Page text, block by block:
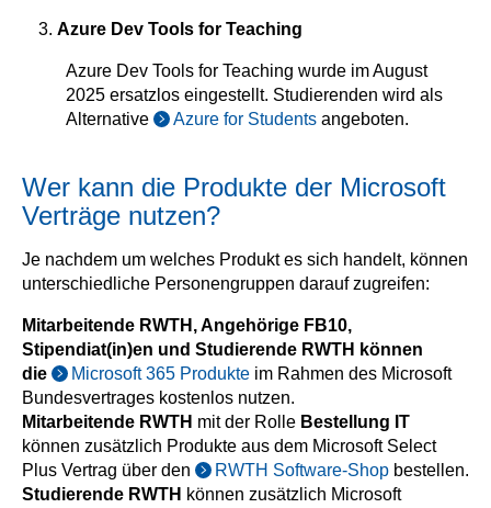
Azure Dev Tools for Teaching
Azure Dev Tools for Teaching wurde im August
2025 ersatzlos eingestellt. Studierenden wird als
Alternative
Azure for Students angeboten.
Wer kann die Produkte der Microsoft
Verträge nutzen?
Je nachdem um welches Produkt es sich handelt, können
unterschiedliche Personengruppen darauf zugreifen:
Mitarbeitende RWTH, Angehörige FB10,
Stipendiat(in)en und Studierende RWTH können
die
Microsoft 365 Produkte im Rahmen des Microsoft
Bundesvertrages kostenlos nutzen.
Mitarbeitende RWTH mit der Rolle Bestellung IT
können zusätzlich Produkte aus dem Microsoft Select
Plus Vertrag über den
RWTH Software-Shop bestellen.
Studierende RWTH können zusätzlich Microsoft